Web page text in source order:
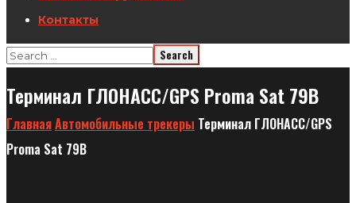
Контакты
Терминал ГЛОНАСС/GPS Proma Sat 79B
ГлавнаяАвтомобильные трекеры Терминал ГЛОНАСС/GPS
Proma Sat 79B